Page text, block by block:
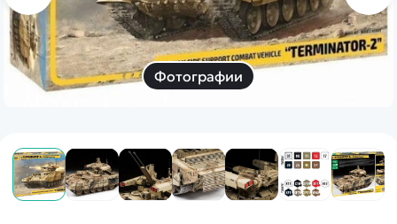
Фотографии
Дополнительный способ связи
WhatsApp/Мобильный
Есть вопрос? Можем связаться с вами
Наши соцсети: